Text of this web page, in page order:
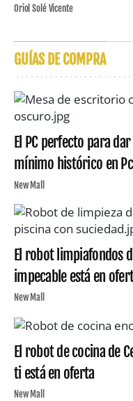
Oriol Solé Vicente
GUÍAS DE COMPRA
El PC perfecto para
mínimo histórico en
New Mall
El robot limpiafondos
impecable está en
New Mall
El robot de cocina de
ti está en oferta
New Mall